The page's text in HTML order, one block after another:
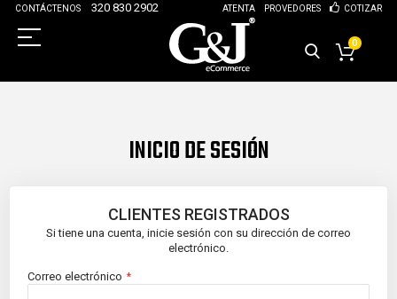
CONTÁCTENOS 320 830 2902 ATENTA PROVEDORES COTIZAR
0
INICIO DE SESIÓN
CLIENTES REGISTRADOS
Si tiene una cuenta, inicie sesión con su dirección de correo
electrónico.
Correo electrónico